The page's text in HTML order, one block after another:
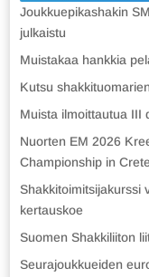
Joukkuepikashakin
julkaistu
Muistakaa hankkia
Kutsu
Muista ilmoittautua III
Nuorten EM 2026
Championship in Crete
Shakkitoimitsijakurssi
kertauskoe
Suomen Shakkiliiton
Seurajoukkueiden